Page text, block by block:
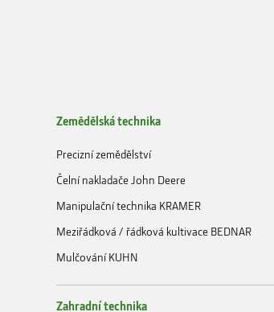
Zemědělská technika
Precizní zemědělství
Čelní nakladače John Deere
Manipulační technika KRAMER
Meziřádková / řádková kultivace BEDNAR
Mulčování KUHN
Zahradní technika